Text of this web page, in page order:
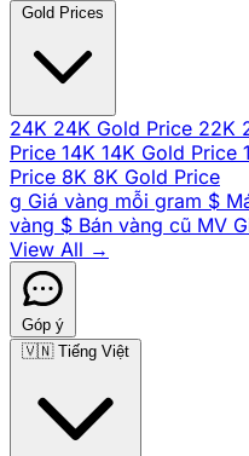
Gold Prices
24K 24K Gold Price 22K
Price 14K 14K Gold Price
Price 8K 8K Gold Price
g Giá vàng mỗi gram $
vàng $ Bán vàng cũ MV
View All →
Góp ý
🇻🇳 Tiếng Việt